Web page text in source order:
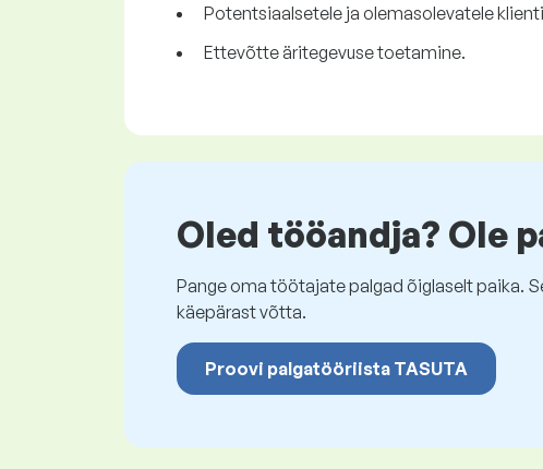
Potentsiaalsetele ja olemasolevatele
Ettevõtte äritegevuse toetamine.
Oled tööandja? Ole
Pange oma töötajate palgad õiglaselt paika.
käepärast võtta.
Proovi palgatööriista TASUTA